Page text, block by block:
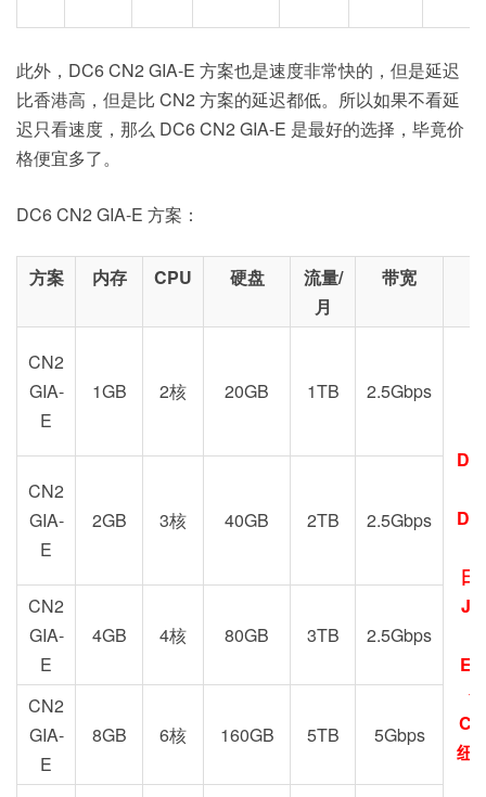
此外，DC6 CN2 GIA-E 方案也是速度非常快的，但是延迟
比香港高，但是比 CN2 方案的延迟都低。所以如果不看延
迟只看速度，那么 DC6 CN2 GIA-E 是最好的选择，毕竟价
格便宜多了。
DC6 CN2 GIA-E 方案：
方案 内存 CPU 硬盘
流量/
月
带宽
CN2
GIA-
E
1GB 2核 20GB 1TB 2.5Gbps
日
纽
CN2
GIA-
E
2GB 3核 40GB 2TB 2.5Gbps
CN2
GIA-
E
4GB 4核 80GB 3TB 2.5Gbps
CN2
GIA-
E
8GB 6核 160GB 5TB 5Gbps